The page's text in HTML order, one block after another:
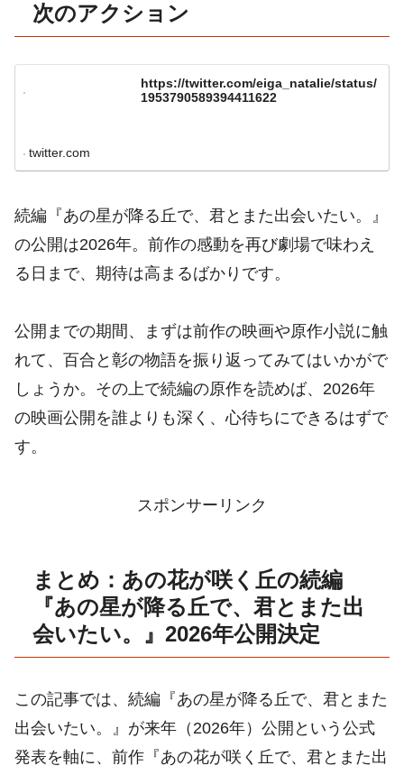
次のアクション
https://twitter.com/eiga_natalie/status/
1953790589394411622
twitter.com
続編『あの星が降る丘で、君とまた出会いたい。』
の公開は2026年。前作の感動を再び劇場で味わえ
る日まで、期待は高まるばかりです。
公開までの期間、まずは前作の映画や原作小説に触
れて、百合と彰の物語を振り返ってみてはいかがで
しょうか。その上で続編の原作を読めば、2026年
の映画公開を誰よりも深く、心待ちにできるはずで
す。
スポンサーリンク
まとめ：あの花が咲く丘の続編
『あの星が降る丘で、君とまた出
会いたい。』2026年公開決定
この記事では、続編『あの星が降る丘で、君とまた
出会いたい。』が来年（2026年）公開という公式
発表を軸に、前作『あの花が咲く丘で、君とまた出